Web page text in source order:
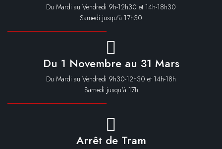
Du Mardi au Vendredi 9h-12h30 et 14h-18h30
Samedi jusqu'à 17h30
Du 1 Novembre au 31 Mars
Du Mardi au Vendredi 9h30-12h30 et 14h-18h
Samedi jusqu'à 17h
Arrêt de Tram